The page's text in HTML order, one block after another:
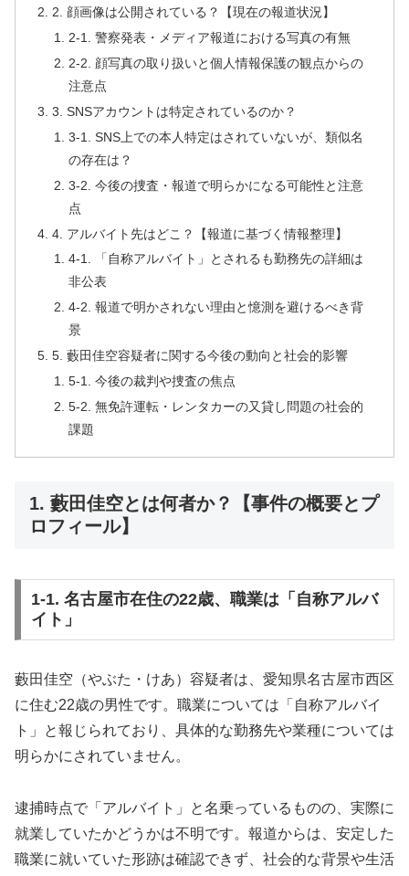
2. 顔画像は公開されている？【現在の報道状況】
2-1. 警察発表・メディア報道における写真の有無
2-2. 顔写真の取り扱いと個人情報保護の観点からの
注意点
3. SNSアカウントは特定されているのか？
3-1. SNS上での本人特定はされていないが、類似名
の存在は？
3-2. 今後の捜査・報道で明らかになる可能性と注意
点
4. アルバイト先はどこ？【報道に基づく情報整理】
4-1. 「自称アルバイト」とされるも勤務先の詳細は
非公表
4-2. 報道で明かされない理由と憶測を避けるべき背
景
5. 藪田佳空容疑者に関する今後の動向と社会的影響
5-1. 今後の裁判や捜査の焦点
5-2. 無免許運転・レンタカーの又貸し問題の社会的
課題
1. 藪田佳空とは何者か？【事件の概要とプ
ロフィール】
1-1. 名古屋市在住の22歳、職業は「自称アルバ
イト」
藪田佳空（やぶた・けあ）容疑者は、愛知県名古屋市西区
に住む22歳の男性です。職業については「自称アルバイ
ト」と報じられており、具体的な勤務先や業種については
明らかにされていません。
逮捕時点で「アルバイト」と名乗っているものの、実際に
就業していたかどうかは不明です。報道からは、安定した
職業に就いていた形跡は確認できず、社会的な背景や生活